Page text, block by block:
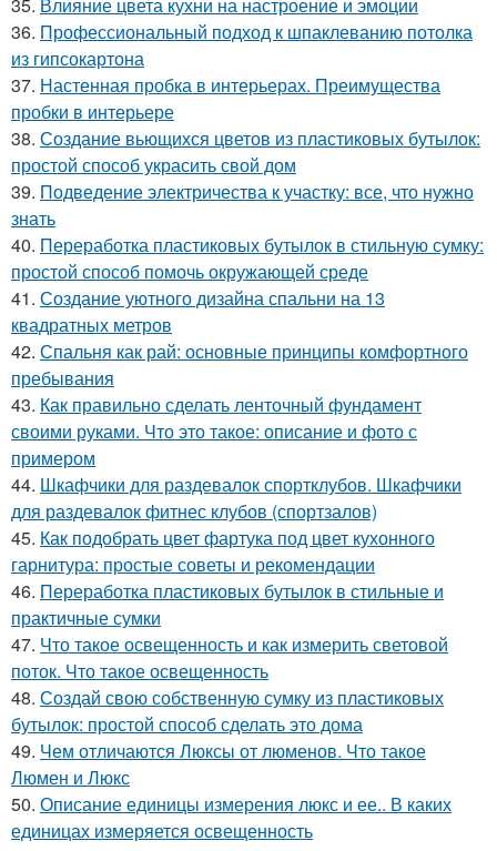
36. Профессиональный подход к шпаклеванию потолка
из гипсокартона
37. Настенная пробка в интерьерах. Преимущества
пробки в интерьере
38. Создание вьющихся цветов из пластиковых бутылок:
простой способ украсить свой дом
39. Подведение электричества к участку: все, что нужно
знать
40. Переработка пластиковых бутылок в стильную сумку:
простой способ помочь окружающей среде
41. Создание уютного дизайна спальни на 13
квадратных метров
42. Спальня как рай: основные принципы комфортного
пребывания
43. Как правильно сделать ленточный фундамент
своими руками. Что это такое: описание и фото с
примером
44. Шкафчики для раздевалок спортклубов. Шкафчики
для раздевалок фитнес клубов (спортзалов)
45. Как подобрать цвет фартука под цвет кухонного
гарнитура: простые советы и рекомендации
46. Переработка пластиковых бутылок в стильные и
практичные сумки
47. Что такое освещенность и как измерить световой
поток. Что такое освещенность
48. Создай свою собственную сумку из пластиковых
бутылок: простой способ сделать это дома
49. Чем отличаются Люксы от люменов. Что такое
Люмен и Люкс
50. Описание единицы измерения люкс и ее.. В каких
единицах измеряется освещенность